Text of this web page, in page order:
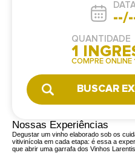
QUANTIDADE
COMPRE ONLINE
BUSCAR
Nossas Experiências
Degustar um vinho elaborado sob os
vitivinícola em cada etapa: é essa a
que abrir uma garrafa dos Vinhos Larentis.